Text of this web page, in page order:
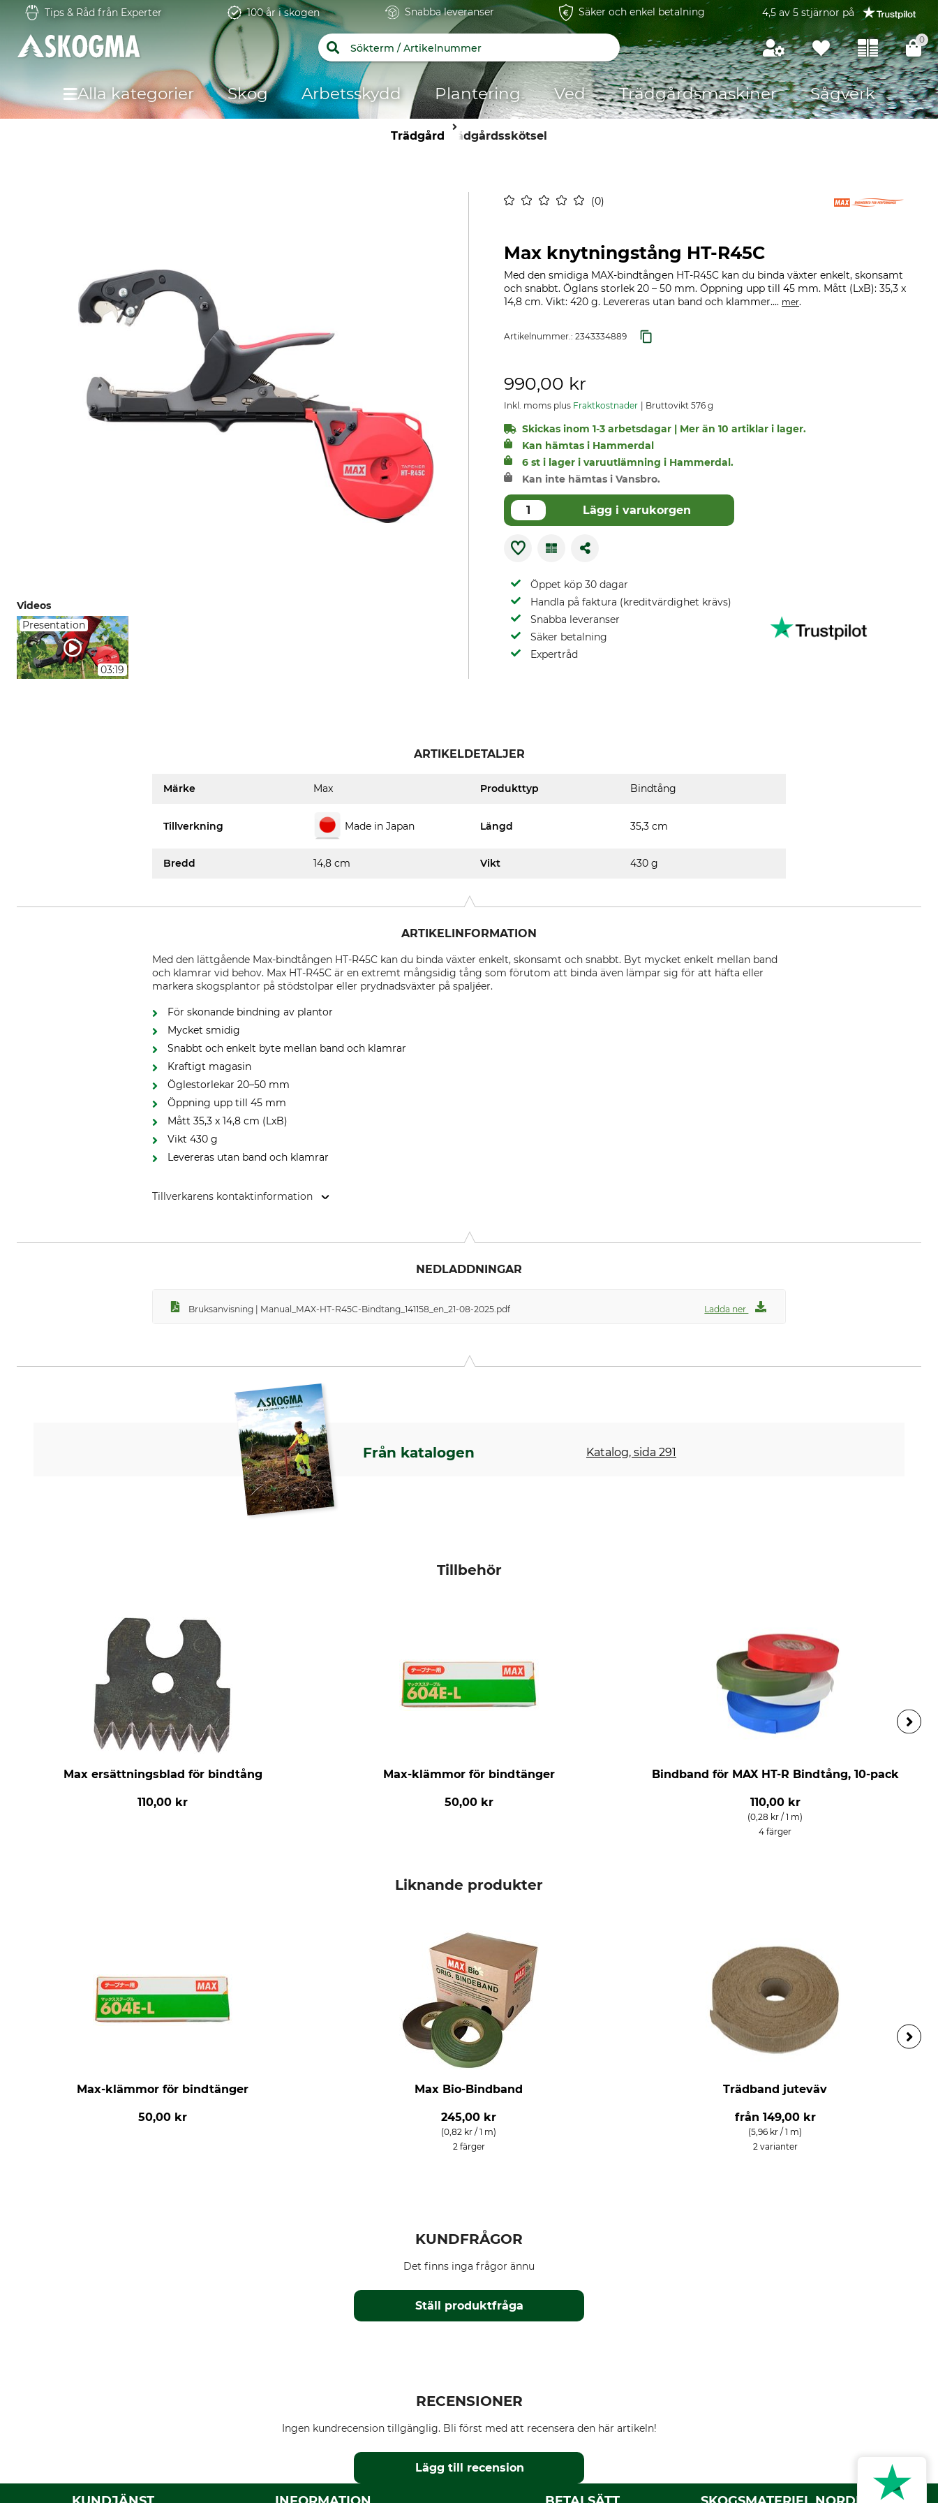
Tips & Råd från Experter 100 år i skogen Snabba leveranser Säker och enkel betalning 4,5 av 5 stjärnor på
0
Alla kategorier Skog Arbetsskydd Plantering Ved Trädgårdsmaskiner Sågverk
Trädgård Trädgårdsskötsel
0
Videos
Presentation
03:19
Max knytningstång HT-R45C
Med den smidiga MAX-bindtången HT-R45C kan du binda växter enkelt, skonsamt
och snabbt. Öglans storlek 20 – 50 mm. Öppning upp till 45 mm. Mått (LxB): 35,3 x
14,8 cm. Vikt: 420 g. Levereras utan band och klammer.... mer.
Artikelnummer.: 2343334889
990,00 kr
Inkl. moms plus Fraktkostnader Bruttovikt 576 g
Skickas inom 1-3 arbetsdagar | Mer än 10 artiklar i lager.
Kan hämtas i Hammerdal
6 st i lager i varuutlämning i Hammerdal.
Kan inte hämtas i Vansbro.
Lägg i varukorgen
Öppet köp 30 dagar
Handla på faktura (kreditvärdighet krävs)
Snabba leveranser
Säker betalning
Expertråd
ARTIKELDETALJER
Märke Max Produkttyp Bindtång
Tillverkning Made in Japan Längd 35,3 cm
Bredd 14,8 cm Vikt 430 g
ARTIKELINFORMATION
Med den lättgående Max-bindtången HT-R45C kan du binda växter enkelt, skonsamt och snabbt. Byt mycket enkelt mellan band
och klamrar vid behov. Max HT-R45C är en extremt mångsidig tång som förutom att binda även lämpar sig för att häfta eller
markera skogsplantor på stödstolpar eller prydnadsväxter på spaljéer.
För skonande bindning av plantor
Mycket smidig
Snabbt och enkelt byte mellan band och klamrar
Kraftigt magasin
Öglestorlekar 20–50 mm
Öppning upp till 45 mm
Mått 35,3 x 14,8 cm (LxB)
Vikt 430 g
Levereras utan band och klamrar
Tillverkarens kontaktinformation
NEDLADDNINGAR
Bruksanvisning | Manual_MAX-HT-R45C-Bindtang_141158_en_21-08-2025.pdf Ladda ner
Från katalogen Katalog, sida 291
Tillbehör
Max ersättningsblad för bindtång
110,00 kr
Max-klämmor för bindtänger
50,00 kr
Bindband för MAX HT-R Bindtång, 10-pack
110,00 kr
(0,28 kr / 1 m)
4 färger
Liknande produkter
Max-klämmor för bindtänger
50,00 kr
Max Bio-Bindband
245,00 kr
(0,82 kr / 1 m)
2 färger
Trädband juteväv
från 149,00 kr
(5,96 kr / 1 m)
2 varianter
KUNDFRÅGOR
Ställ produktfråga
Det finns inga frågor ännu
RECENSIONER
Ingen kundrecension tillgänglig. Bli först med att recensera den här artikeln!
Lägg till recension